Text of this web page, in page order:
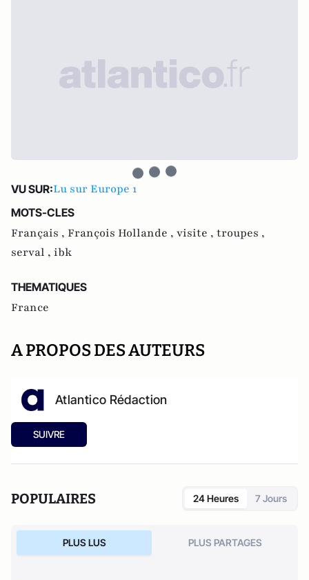
VU SUR:Lu sur Europe 1
MOTS-CLES
Français , François Hollande , visite , troupes ,
serval , ibk
THEMATIQUES
France
A PROPOS DES AUTEURS
Atlantico Rédaction
SUIVRE
POPULAIRES 24 Heures 7 Jours
PLUS LUS PLUS PARTAGES